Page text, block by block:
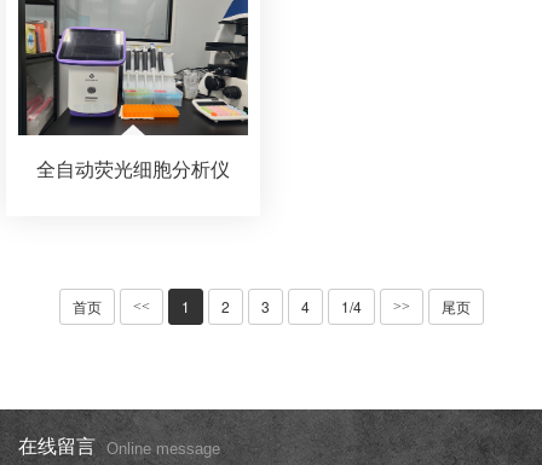
全自动荧光细胞分析仪
首页 << 1 2 3 4 1/4 >> 尾页
在线留言 Online message